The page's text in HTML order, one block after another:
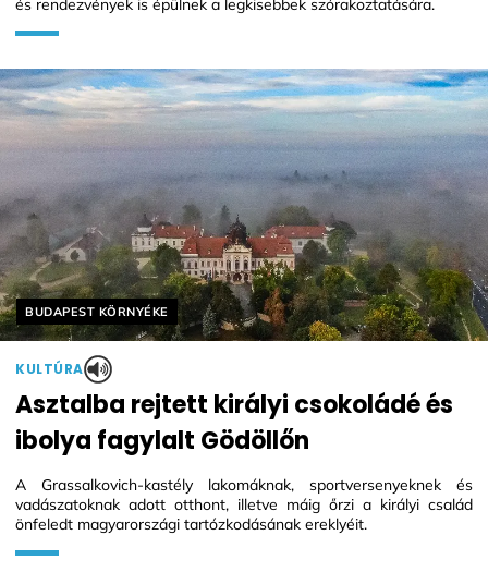
és rendezvények is épülnek a legkisebbek szórakoztatására.
Helyszín címkék:
BUDAPEST KÖRNYÉKE
KULTÚRA
Asztalba rejtett királyi csokoládé és
ibolya fagylalt Gödöllőn
A Grassalkovich-kastély lakomáknak, sportversenyeknek és
vadászatoknak adott otthont, illetve máig őrzi a királyi család
önfeledt magyarországi tartózkodásának ereklyéit.